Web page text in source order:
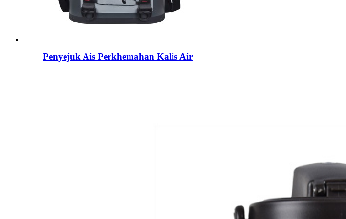
Penyejuk Ais Perkhemahan Kalis Air